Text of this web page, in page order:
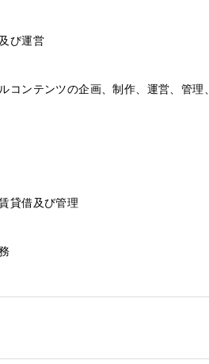
び運営
ンテンツの企画、制作、運営、管理、
貸借及び管理